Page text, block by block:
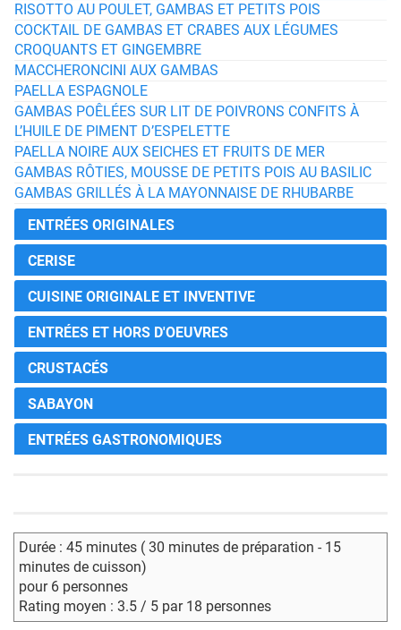
RISOTTO AU POULET, GAMBAS ET PETITS POIS
COCKTAIL DE GAMBAS ET CRABES AUX LÉGUMES
CROQUANTS ET GINGEMBRE
MACCHERONCINI AUX GAMBAS
PAELLA ESPAGNOLE
GAMBAS POÊLÉES SUR LIT DE POIVRONS CONFITS À
L’HUILE DE PIMENT D’ESPELETTE
PAELLA NOIRE AUX SEICHES ET FRUITS DE MER
GAMBAS RÔTIES, MOUSSE DE PETITS POIS AU BASILIC
GAMBAS GRILLÉS À LA MAYONNAISE DE RHUBARBE
ENTRÉES ORIGINALES
CERISE
CUISINE ORIGINALE ET INVENTIVE
ENTRÉES ET HORS D'OEUVRES
CRUSTACÉS
SABAYON
ENTRÉES GASTRONOMIQUES
Durée : 45 minutes ( 30 minutes de préparation - 15
minutes de cuisson)
pour 6 personnes
Rating moyen : 3.5 / 5 par 18 personnes